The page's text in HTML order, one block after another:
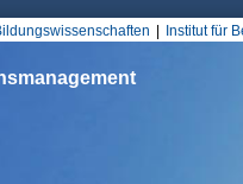
Institut für